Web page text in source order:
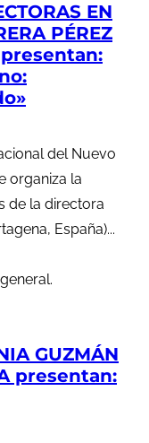
EN
PÉREZ
presentan:
del Nuevo
organiza la
de la directora
España)...
GUZMÁN
presentan: